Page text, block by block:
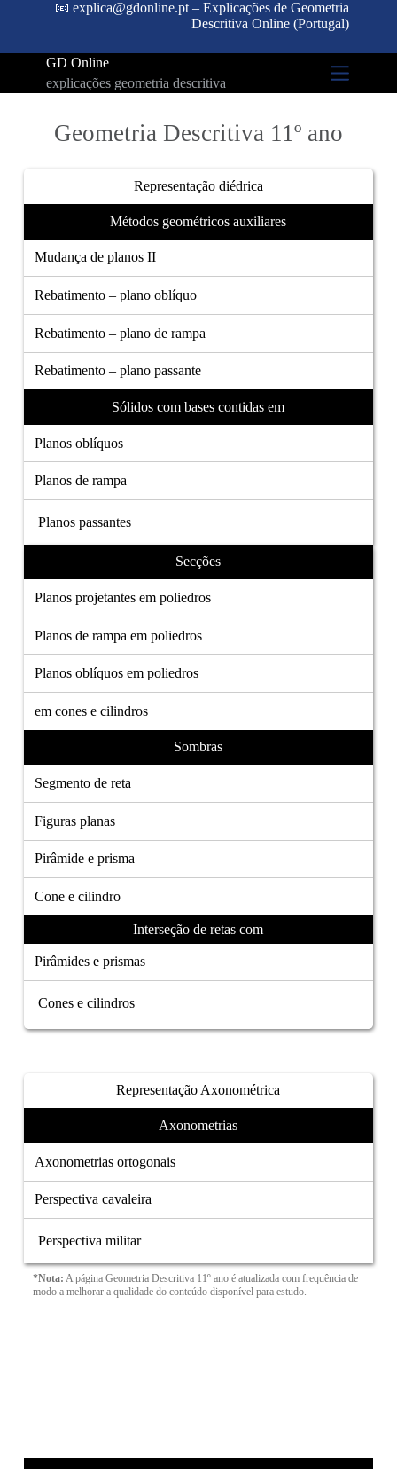
📧 explica@gdonline.pt – Explicações de Geometria
Descritiva Online (Portugal)
GD Online
explicações geometria descritiva
Geometria Descritiva 11º ano
Representação diédrica
Métodos geométricos auxiliares
Mudança de planos II
Rebatimento – plano oblíquo
Rebatimento – plano de rampa
Rebatimento – plano passante
Sólidos com bases contidas em
Planos oblíquos
Planos de rampa
Planos passantes
Secções
Planos projetantes em poliedros
Planos de rampa em poliedros
Planos oblíquos em poliedros
em cones e cilindros
Sombras
Segmento de reta
Figuras planas
Pirâmide e prisma
Cone e cilindro
Interseção de retas com
Pirâmides e prismas
Cones e cilindros
Representação Axonométrica
Axonometrias
Axonometrias ortogonais
Perspectiva cavaleira
Perspectiva militar
*Nota: A página Geometria Descritiva 11º ano é atualizada com frequência de
modo a melhorar a qualidade do conteúdo disponível para estudo.